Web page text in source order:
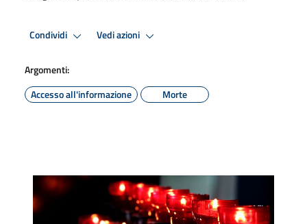
Condividi Vedi azioni
Argomenti:
Accesso all'informazione
Morte